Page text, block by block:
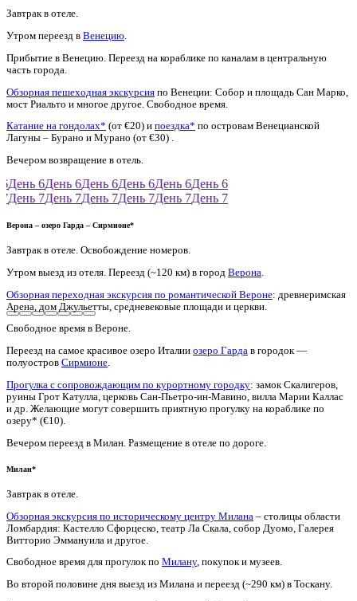
Завтрак в отеле.
Утром переезд в Венецию.
Прибытие в Венецию. Переезд на кораблике по каналам в центральную
часть города.
Обзорная пешеходная экскурсия по Венеции: Собор и площадь Сан Марко,
мост Риальто и многое другое. Свободное время.
Катание на гондолах* (от €20) и поездка* по островам Венецианской
Лагуны – Бурано и Мурано (от €30) .
Вечером возвращение в отель.
День 6День 6День 6День 6День 6День 6
День 7День 7День 7День 7День 7День 7
Верона – озеро Гарда – Сирмионе*
Завтрак в отеле. Освобождение номеров.
Утром выезд из отеля. Переезд (~120 км) в город Верона
Обзорная переходная экскурсия по романтической Вероне: древнеримская
Арена, дом Джульетты, средневековые площади и церкви.
Свободное время в Вероне.
Переезд на самое красивое озеро Италии озеро Гарда в городок —
полуостров Сирмионе.
Прогулка с сопровождающим по курортному городку: замок Скалигеров,
руины Грот Катулла, церковь Сан-Пьетро-ин-Мавино, вилла Марии Каллас
и др. Желающие могут совершить приятную прогулку на кораблике по
озеру* (€10).
Вечером переезд в Милан. Размещение в отеле по дороге.
Милан*
Завтрак в отеле.
Обзорная экскурсия по историческому центру Милана – столицы области
Ломбардия: Кастелло Сфорцеско, театр Ла Скала, собор Дуомо, Галерея
Витторио Эммануила и другое.
Свободное время для прогулок по Милану, покупок и музеев.
Во второй половине дня выезд из Милана и переезд (~290 км) в Тоскану.